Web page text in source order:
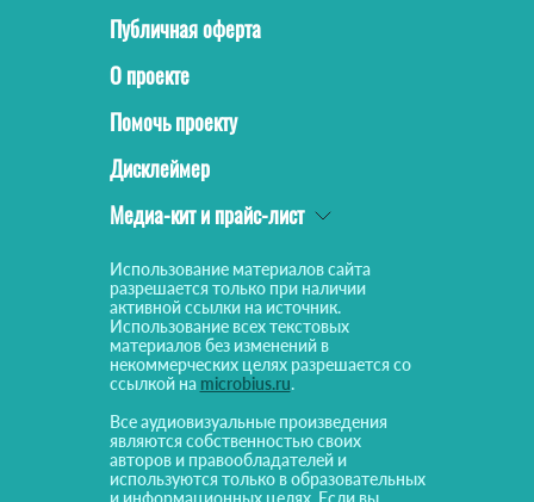
Публичная оферта
О проекте
Помочь проекту
Дисклеймер
Медиа-кит и прайс-лист
Использование материалов сайта
разрешается только при наличии
активной ссылки на источник.
Использование всех текстовых
материалов без изменений в
некоммерческих целях разрешается со
ссылкой на microbius.ru.
Все аудиовизуальные произведения
являются собственностью своих
авторов и правообладателей и
используются только в образовательных
и информационных целях. Если вы